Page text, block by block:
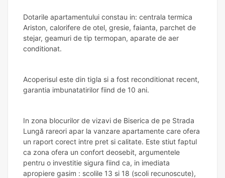
Dotarile apartamentului constau in: centrala termica
Ariston, calorifere de otel, gresie, faianta, parchet de
stejar, geamuri de tip termopan, aparate de aer
conditionat.
Acoperisul este din tigla si a fost reconditionat recent,
garantia imbunatatirilor fiind de 10 ani.
In zona blocurilor de vizavi de Biserica de pe Strada
Lungă rareori apar la vanzare apartamente care ofera
un raport corect intre pret si calitate. Este stiut faptul
ca zona ofera un confort deosebit, argumentele
pentru o investitie sigura fiind ca, in imediata
apropiere gasim : scolile 13 si 18 (scoli recunoscute),